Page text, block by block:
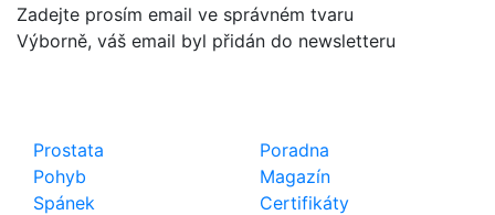
Zadejte prosím email ve správném tvaru
Výborně, váš email byl přidán do newsletteru
Prostata
Pohyb
Spánek
Poradna
Magazín
Certifikáty